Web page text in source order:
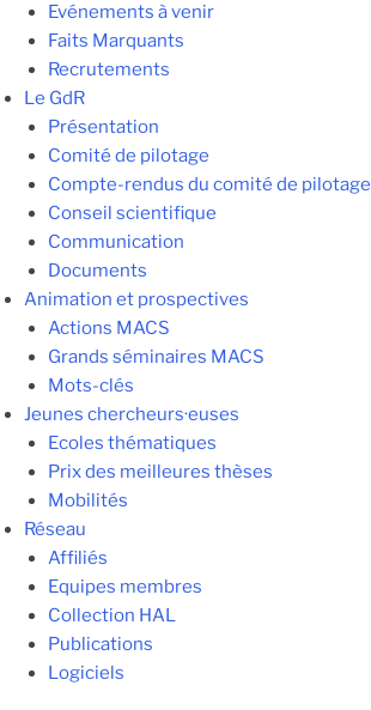
Evénements à venir
Faits Marquants
Recrutements
Le GdR
Présentation
Comité de pilotage
Compte-rendus du comité de pilotage
Conseil scientifique
Communication
Documents
Animation et prospectives
Actions MACS
Grands séminaires MACS
Mots-clés
Jeunes chercheurs·euses
Ecoles thématiques
Prix des meilleures thèses
Mobilités
Réseau
Affiliés
Equipes membres
Collection HAL
Publications
Logiciels